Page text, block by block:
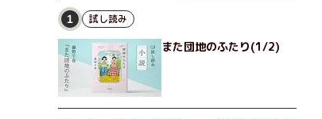
1 試し読み
また団地のふたり(1/2)